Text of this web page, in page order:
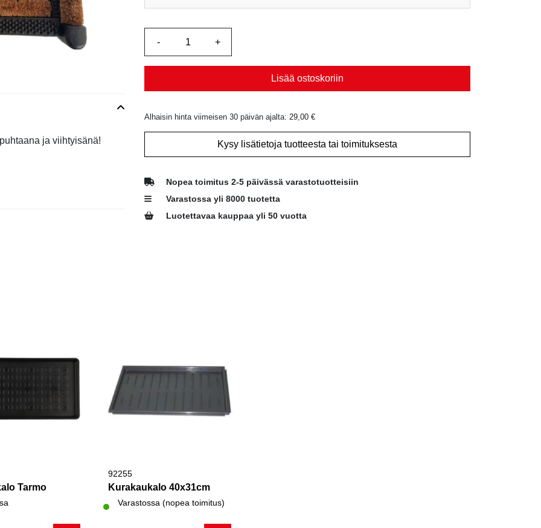
ja viihtyisänä!
Lisää ostoskoriin
Alhaisin hinta viimeisen 30 päivän ajalta: 29,00 €
Kysy lisätietoja tuotteesta tai toimituksesta
Nopea toimitus 2-5 päivässä varastotuotteisiin
Varastossa yli 8000 tuotetta
Luotettavaa kauppaa yli 50 vuotta
Tarmo
92255
Kurakaukalo 40x31cm
Varastossa (nopea toimitus)